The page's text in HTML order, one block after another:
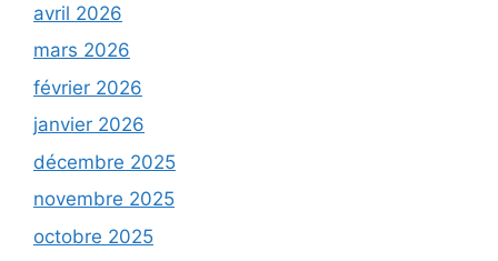
avril 2026
mars 2026
février 2026
janvier 2026
décembre 2025
novembre 2025
octobre 2025